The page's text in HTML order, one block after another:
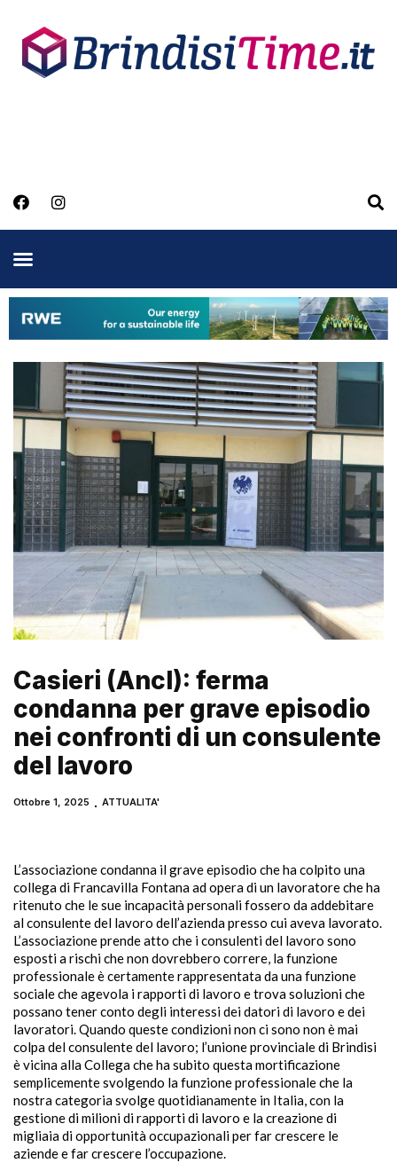
Casieri (Ancl): ferma
condanna per grave episodio
nei confronti di un consulente
del lavoro
Ottobre 1, 2025 ATTUALITA'
L’associazione condanna il grave episodio che ha colpito una
collega di Francavilla Fontana ad opera di un lavoratore che ha
ritenuto che le sue incapacità personali fossero da addebitare
al consulente del lavoro dell’azienda presso cui aveva lavorato.
L’associazione prende atto che i consulenti del lavoro sono
esposti a rischi che non dovrebbero correre, la funzione
professionale è certamente rappresentata da una funzione
sociale che agevola i rapporti di lavoro e trova soluzioni che
possano tener conto degli interessi dei datori di lavoro e dei
lavoratori. Quando queste condizioni non ci sono non è mai
colpa del consulente del lavoro; l’unione provinciale di Brindisi
è vicina alla Collega che ha subito questa mortificazione
semplicemente svolgendo la funzione professionale che la
nostra categoria svolge quotidianamente in Italia, con la
gestione di milioni di rapporti di lavoro e la creazione di
migliaia di opportunità occupazionali per far crescere le
aziende e far crescere l’occupazione.